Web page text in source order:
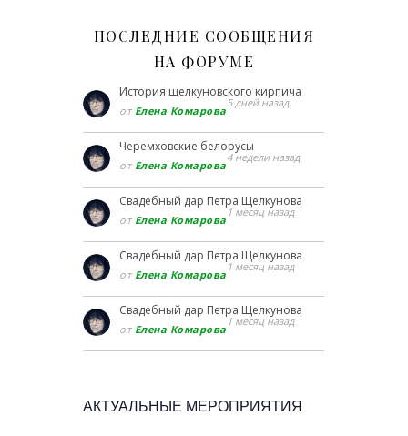
ПОСЛЕДНИЕ СООБЩЕНИЯ
НА ФОРУМЕ
История щелкуновского кирпича
от Елена Комарова
5 дней назад
Черемховские белорусы
от Елена Комарова
4 недели назад
Свадебный дар Петра Щелкунова
от Елена Комарова
1 месяц назад
Свадебный дар Петра Щелкунова
от Елена Комарова
1 месяц назад
Свадебный дар Петра Щелкунова
от Елена Комарова
1 месяц назад
АКТУАЛЬНЫЕ МЕРОПРИЯТИЯ